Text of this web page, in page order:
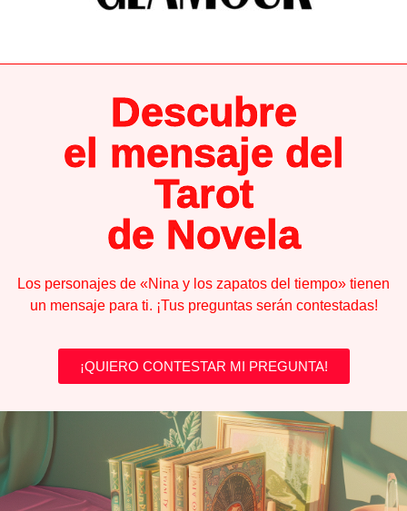
Descubre
el mensaje del
Tarot
de Novela
Los personajes de «Nina y los zapatos del tiempo» tienen
un mensaje para ti. ¡Tus preguntas serán contestadas!
¡QUIERO CONTESTAR MI PREGUNTA!